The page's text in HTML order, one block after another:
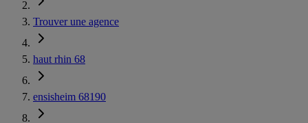
Trouver une agence
haut rhin 68
ensisheim 68190